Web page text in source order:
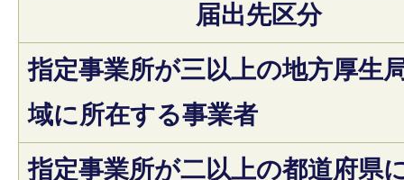
届出先区分
指定事業所が三以上の地方厚生
域に所在する事業者
指定事業所が二以上の都道府県